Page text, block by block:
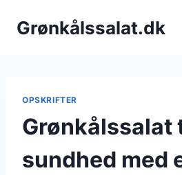
Grønkålssalat.dk
OPSKRIFTER
Grønkålssalat
sundhed med